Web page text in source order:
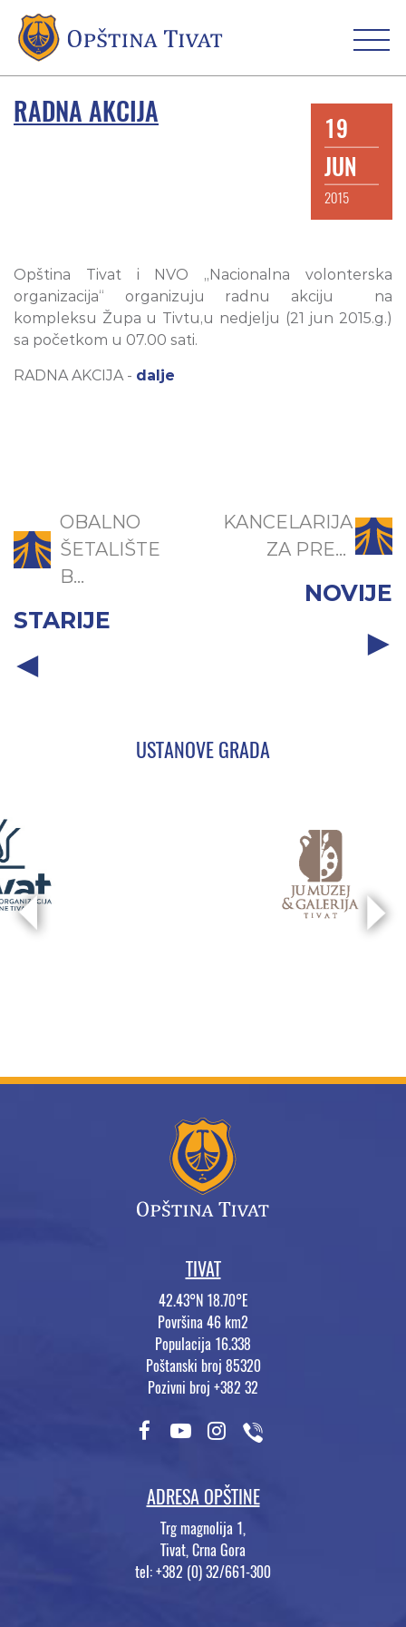
RADNA AKCIJA
19
JUN
2015
Opština Tivat i NVO „Nacionalna volonterska
organizacija“ organizuju radnu akciju na
kompleksu Župa u Tivtu,u nedjelju (21 jun 2015.g.)
sa početkom u 07.00 sati.
RADNA AKCIJA - dalje
OBALNO
ŠETALIŠTE
B...
STARIJE
KANCELARIJA
ZA PRE...
NOVIJE
USTANOVE GRADA
TIVAT
42.43°N 18.70°E
Površina 46 km2
Populacija 16.338
Poštanski broj 85320
Pozivni broj +382 32
ADRESA OPŠTINE
Trg magnolija 1,
Tivat, Crna Gora
tel: +382 (0) 32/661-300